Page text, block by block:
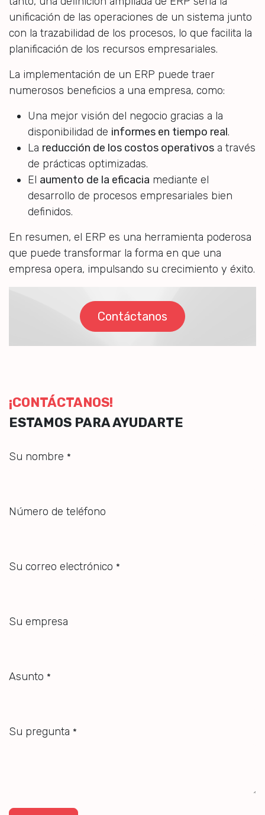
unificación de las operaciones de un sistema junto
con la trazabilidad de los procesos, lo que facilita la
planificación de los recursos empresariales.
La implementación de un ERP puede traer
numerosos beneficios a una empresa, como:
Una mejor visión del negocio gracias a la
disponibilidad de informes en tiempo real.
La reducción de los costos operativos a través
de prácticas optimizadas.
El aumento de la eficacia mediante el
desarrollo de procesos empresariales bien
definidos.
En resumen, el ERP es una herramienta poderosa
que puede transformar la forma en que una
empresa opera, impulsando su crecimiento y éxito.
Contáctanos
¡CONTÁCTANOS!​​
ESTAMOS PARA AYUDARTE
Su nombre *
Número de teléfono
Su correo electrónico *
Su empresa
Asunto *
Su pregunta *